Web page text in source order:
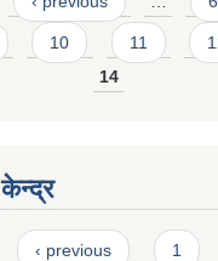
10 11
14
‹ previous 1